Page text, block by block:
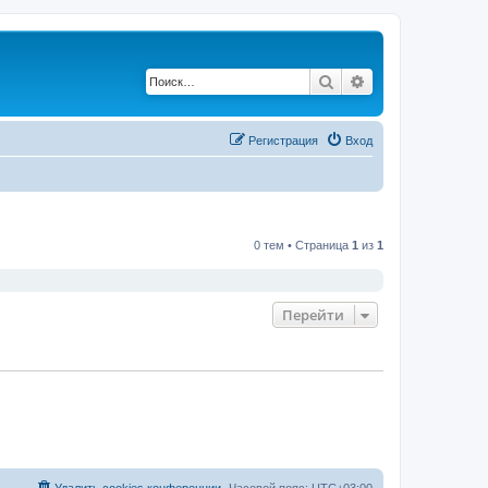
Поиск
Вход
Регистрация
0 тем • Страница 1 из 1
Перейти